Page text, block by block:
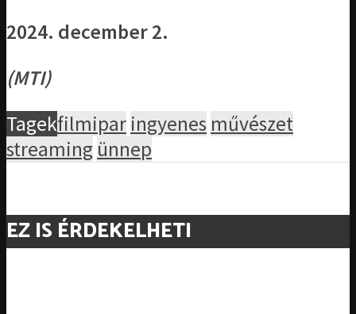
2024. december 2.
(MTI)
Tagekfilmipar ingyenes művészet
streaming ünnep
EZ IS ÉRDEKELHETI